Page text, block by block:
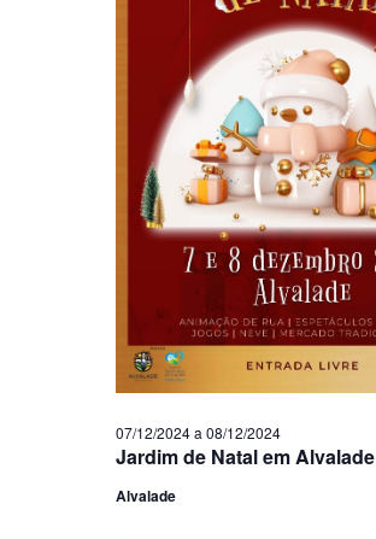
Jardim de Natal em Alvalade
07/12/2024a 08/12/2024
Alvalade